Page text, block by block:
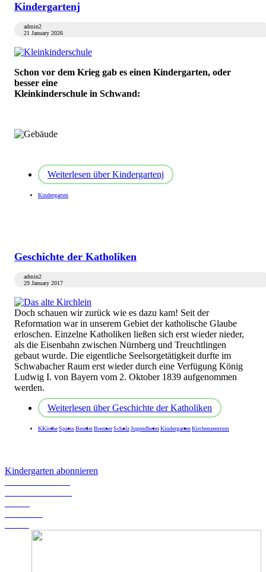
Kindergartenj
admin2
21 January 2026
Schon vor dem Krieg gab es einen Kindergarten, oder
besser eine
Kleinkinderschule in Schwand:
Weiterlesen über Kindergartenj
Kindergarten
Geschichte der Katholiken
admin2
29 January 2017
Doch schauen wir zurück wie es dazu kam! Seit der
Reformation war in unserem Gebiet der katholische Glaube
erloschen. Einzelne Katholiken ließen sich erst wieder nieder,
als die Eisenbahn zwischen Nürnberg und Treuchtlingen
gebaut wurde. Die eigentliche Seelsorgetätigkeit durfte im
Schwabacher Raum erst wieder durch eine Verfügung König
Ludwig I. von Bayern vom 2. Oktober 1839 aufgenommen
werden.
Weiterlesen über Geschichte der Katholiken
KKircheSpiessBeutlerBrennerScholzJugendheim KindergartenKirchenzentrum
Kindergarten abonnieren
Schwanstetten.de
Landratsamt Roth
BLFD
Landkarte
Wetter